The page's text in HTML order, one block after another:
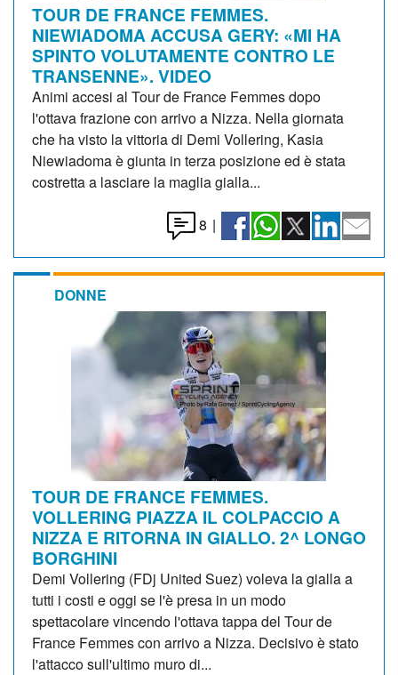
TOUR DE FRANCE FEMMES.
NIEWIADOMA ACCUSA GERY: «MI HA
SPINTO VOLUTAMENTE CONTRO LE
TRANSENNE». VIDEO
Animi accesi al Tour de France Femmes dopo
l'ottava frazione con arrivo a Nizza. Nella giornata
che ha visto la vittoria di Demi Vollering, Kasia
Niewiadoma è giunta in terza posizione ed è stata
costretta a lasciare la maglia gialla...
8 |
DONNE
TOUR DE FRANCE FEMMES.
VOLLERING PIAZZA IL COLPACCIO A
NIZZA E RITORNA IN GIALLO. 2^ LONGO
BORGHINI
Demi Vollering (FDj United Suez) voleva la gialla a
tutti i costi e oggi se l'è presa in un modo
spettacolare vincendo l'ottava tappa del Tour de
France Femmes con arrivo a Nizza. Decisivo è stato
l'attacco sull'ultimo muro di...